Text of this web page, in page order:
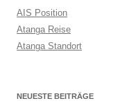
AIS Position
Atanga Reise
Atanga Standort
NEUESTE BEITRÄGE